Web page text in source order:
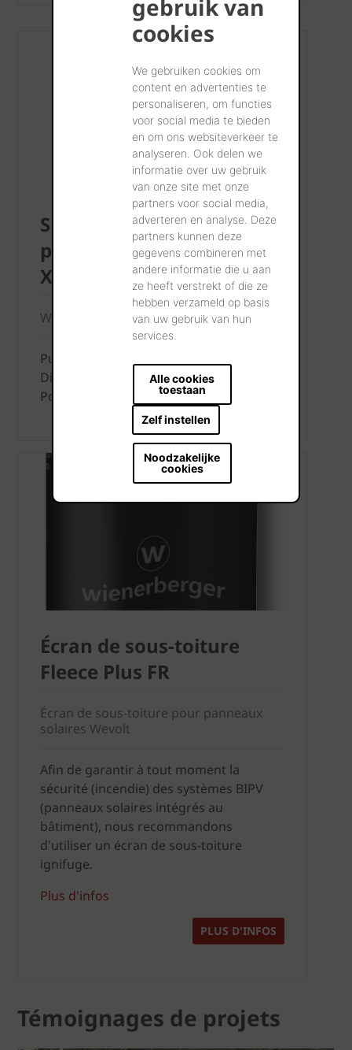
gebruik van
cookies
We gebruiken cookies om
content en advertenties te
personaliseren, om functies
voor social media te bieden
en om ons websiteverkeer te
analyseren. Ook delen we
informatie over uw gebruik
van onze site met onze
partners voor social media,
adverteren en analyse. Deze
partners kunnen deze
gegevens combineren met
andere informatie die u aan
ze heeft verstrekt of die ze
hebben verzameld op basis
van uw gebruik van hun
services.
Alle cookies
toestaan
Zelf instellen
Noodzakelijke
cookies
Spécifications des
panneaux solaires Wevolt
X-Roof
Wevolt X-Roof XR036H-111BK-B
Puissance: 203 Wp/m²
Dimensions: 1033 x 630 mm
Poids: 26 kg/m²
Écran de sous-toiture
Fleece Plus FR
Écran de sous-toiture pour panneaux
solaires Wevolt
Afin de garantir à tout moment la
sécurité (incendie) des systèmes BIPV
(panneaux solaires intégrés au
bâtiment), nous recommandons
d'utiliser un écran de sous-toiture
ignifuge.
Plus d'infos
PLUS D'INFOS
Témoignages de projets